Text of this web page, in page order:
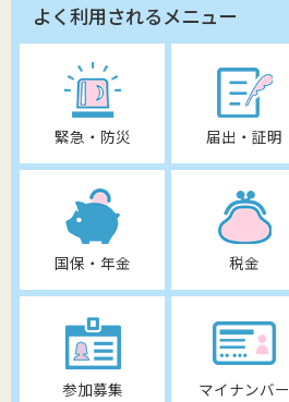
よく利用されるメニュー
緊急・防災 届出・証明
国保・年金 税金
参加募集 マイナンバー